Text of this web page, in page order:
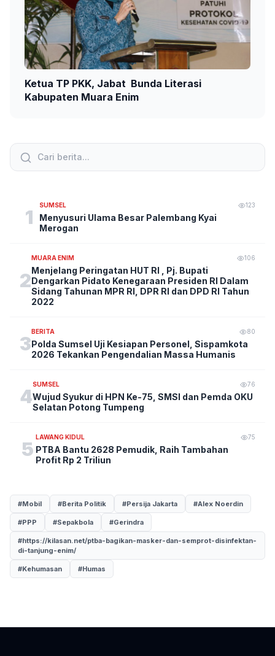
Ketua TP PKK, Jabat Bunda Literasi
Kabupaten Muara Enim
1
SUMSEL 123
Menyusuri Ulama Besar Palembang Kyai
Merogan
2
MUARA ENIM 106
Menjelang Peringatan HUT RI , Pj. Bupati
Dengarkan Pidato Kenegaraan Presiden RI Dalam
Sidang Tahunan MPR RI, DPR RI dan DPD RI Tahun
2022
3
BERITA 80
Polda Sumsel Uji Kesiapan Personel, Sispamkota
2026 Tekankan Pengendalian Massa Humanis
4
SUMSEL 76
Wujud Syukur di HPN Ke-75, SMSI dan Pemda OKU
Selatan Potong Tumpeng
5
LAWANG KIDUL 75
PTBA Bantu 2628 Pemudik, Raih Tambahan
Profit Rp 2 Triliun
#Mobil #Berita Politik #Persija Jakarta #Alex Noerdin
#PPP #Sepakbola #Gerindra
#https://kilasan.net/ptba-bagikan-masker-dan-semprot-disinfektan-
di-tanjung-enim/
#Kehumasan #Humas